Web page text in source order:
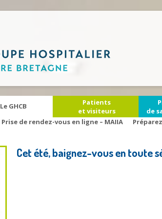
Le GHCB
Patients
et visiteurs
de
Prise de rendez-vous en ligne – MAIIA
Cet été, baignez-vous en toute